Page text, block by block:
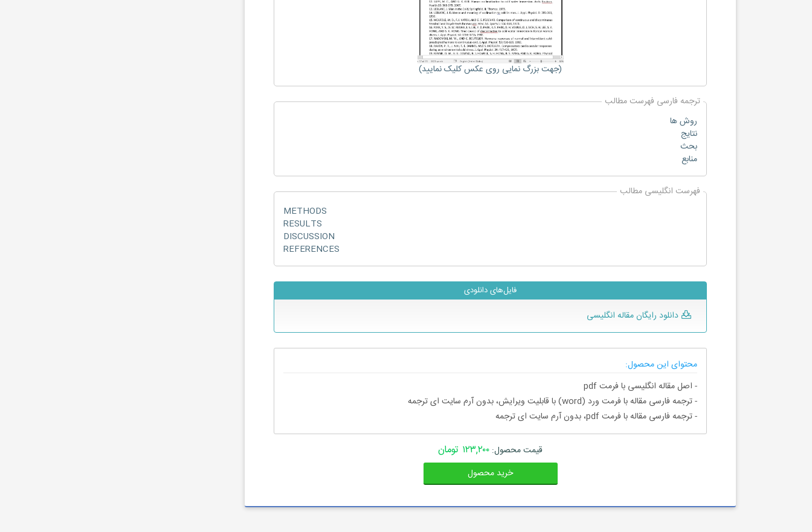
(جهت بزرگ نمایی روی عکس کلیک نمایید)
ترجمه فارسی فهرست مطالب
روش ها
نتایج
بحث
منابع
فهرست انگلیسی مطالب
METHODS
RESULTS
DISCUSSION
REFERENCES
فایل‌های دانلودی
دانلود رایگان مقاله انگلیسی
محتوای این محصول:
- اصل مقاله انگلیسی با فرمت pdf
- ترجمه فارسی مقاله با فرمت ورد (word) با قابلیت ویرایش، بدون آرم سایت ای ترجمه
- ترجمه فارسی مقاله با فرمت pdf، بدون آرم سایت ای ترجمه
قیمت محصول: ۱۲۳,۲۰۰ تومان
خرید محصول